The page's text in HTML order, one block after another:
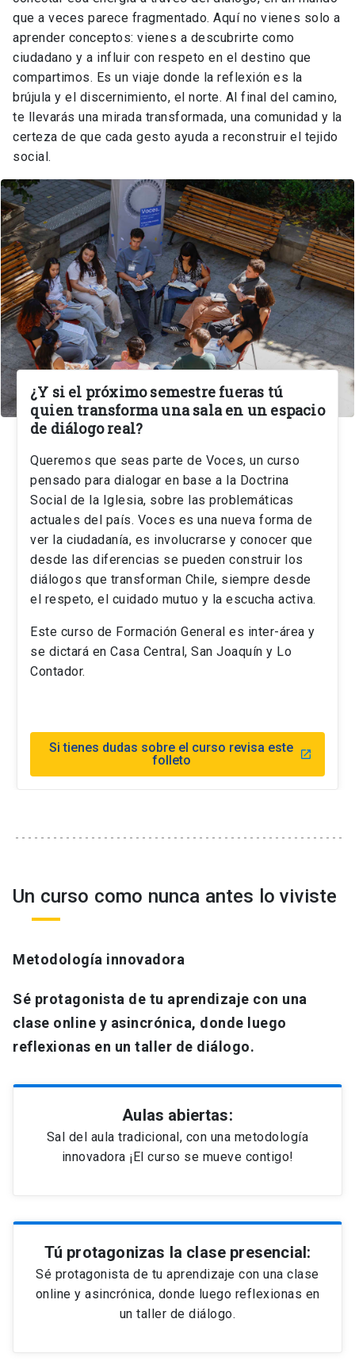
que a veces parece fragmentado. Aquí no vienes solo a
aprender conceptos: vienes a descubrirte como
ciudadano y a influir con respeto en el destino que
compartimos. Es un viaje donde la reflexión es la
brújula y el discernimiento, el norte. Al final del camino,
te llevarás una mirada transformada, una comunidad y la
certeza de que cada gesto ayuda a reconstruir el tejido
social.
¿Y si el próximo semestre fueras tú
quien transforma una sala en un espacio
de diálogo real?
Queremos que seas parte de Voces, un curso
pensado para dialogar en base a la Doctrina
Social de la Iglesia, sobre las problemáticas
actuales del país. Voces es una nueva forma de
ver la ciudadanía, es involucrarse y conocer que
desde las diferencias se pueden construir los
diálogos que transforman Chile, siempre desde
el respeto, el cuidado mutuo y la escucha activa.
Este curso de Formación General es inter-área y
se dictará en Casa Central, San Joaquín y Lo
Contador.
Si tienes dudas sobre el curso revisa este
folleto
launch
Un curso como nunca antes lo viviste
Metodología innovadora
Sé protagonista de tu aprendizaje con una
clase online y asincrónica, donde luego
reflexionas en un taller de diálogo.
Aulas abiertas:
Sal del aula tradicional, con una metodología
innovadora ¡El curso se mueve contigo!
Tú protagonizas la clase presencial:
Sé protagonista de tu aprendizaje con una clase
online y asincrónica, donde luego reflexionas en
un taller de diálogo.